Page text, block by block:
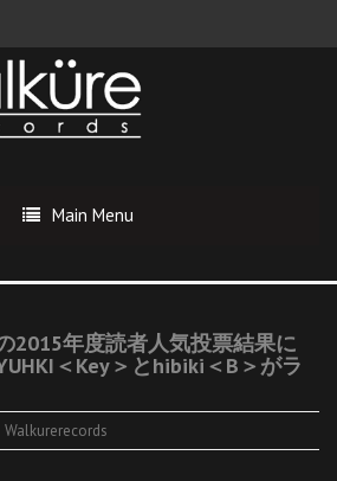
Main Menu
2015年度読者人気投票結果に
＜Key＞とhibiki＜B＞がラ
Walkurerecords